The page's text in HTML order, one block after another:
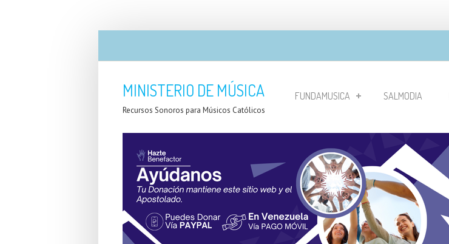
MINISTERIO DE MÚSICA
Recursos Sonoros para Músicos Católicos
FUNDAMUSICA SALMODIA